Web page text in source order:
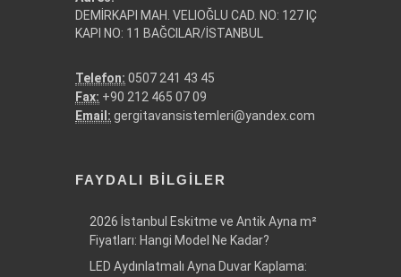
DEMİRKAPI MAH. VELIOĞLU CAD. NO: 127 IÇ
KAPI NO: 11 BAĞCILAR/İSTANBUL
Telefon: 0507 241 43 45
Fax: +90 212 465 07 09
Email: gergitavansistemleri@yandex.com
FAYDALI BILGILER
2026 İstanbul Eskitme ve Antik Ayna m²
Fiyatları: Hangi Model Ne Kadar?
LED Aydınlatmalı Ayna Duvar Kaplama: